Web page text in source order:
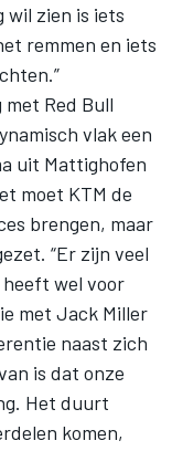
wil zien is iets
remmen en iets
Red Bull
vlak een
uit Mattighofen
moet KTM de
brengen, maar
“Er zijn veel
wel voor
met Jack Miller
naast zich
is dat onze
Het duurt
komen,